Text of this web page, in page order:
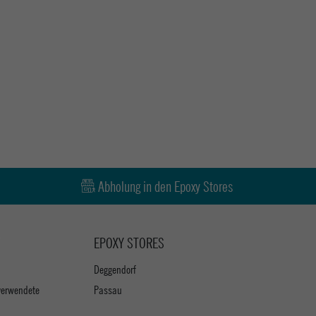
Abholung in den Epoxy Stores
EPOXY STORES
Deggendorf
Passau